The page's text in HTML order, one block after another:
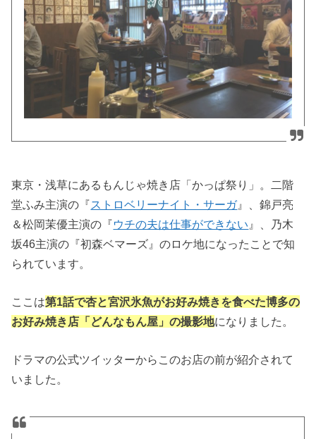
東京・浅草にあるもんじゃ焼き店「かっぱ祭り」。二階
堂ふみ主演の『ストロベリーナイト・サーガ』、錦戸亮
＆松岡茉優主演の『ウチの夫は仕事ができない 』、乃木
坂46主演の『初森ベマーズ』のロケ地になったことで知
られています。
ここは第1話で杏と宮沢氷魚がお好み焼きを食べた博多の
お好み焼き店「どんなもん屋」の撮影地になりました。
ドラマの公式ツイッターからこのお店の前が紹介されて
いました。